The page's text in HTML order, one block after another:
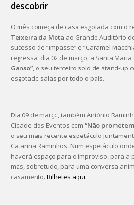
descobrir
O mês começa de casa esgotada com o
Teixeira da Mota ao Grande Auditório
sucesso de “Impasse” e “Caramel
regressa, dia 02 de março, a Santa
Ganso”, o seu terceiro solo de stand-up
esgotado salas por todo o país.
Dia 09 de março, também António
Cidade dos Eventos com“Não
o seu mais recente espetáculo
Catarina Raminhos. Num espetáculo
haverá espaço para o improviso, para a
mas, sobretudo, para uma conversa
casamento.Bilhetes aqui.